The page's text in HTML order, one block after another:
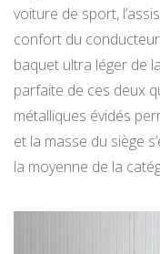
voiture de sport,
confort du
baquet ultra léger de
parfaite de ces deux
métalliques évidés
et la masse du siège
la moyenne de la